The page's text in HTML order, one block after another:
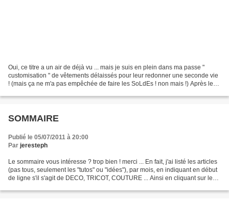
Oui, ce titre a un air de déjà vu ... mais je suis en plein dans ma passe "
customisation " de vêtements délaissés pour leur redonner une seconde vie
! (mais ça ne m'a pas empêchée de faire les SoLdEs ! non mais !) Après les
SOMMAIRE
Publié le 05/07/2011 à 20:00
Par jeresteph
Le sommaire vous intéresse ? trop bien ! merci ... En fait, j'ai listé les articles
(pas tous, seulement les "tutos" ou "idées"), par mois, en indiquant en début
de ligne s'il s'agit de DECO, TRICOT, COUTURE ... Ainsi en cliquant sur le